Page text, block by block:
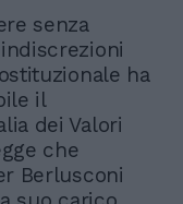
senza
ha
il
dei Valori
che
Berlusconi